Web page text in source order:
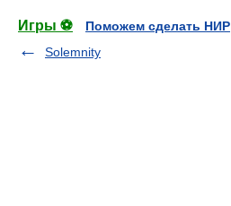
Игры ⚽
Поможем сделать НИР
Solemnity